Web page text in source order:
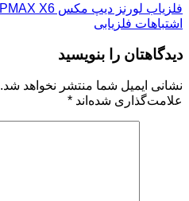
فلزیاب لورنز دیپ مکس DEEPMAX X6
اشتباهات فلزیابی
دیدگاهتان را بنویسید
نشانی ایمیل شما منتشر نخواهد شد.
علامت‌گذاری شده‌اند *